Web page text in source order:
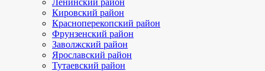
Ленинский район
Кировский район
Красноперекопский район
Фрунзенский район
Заволжский район
Ярославский район
Тутаевский район